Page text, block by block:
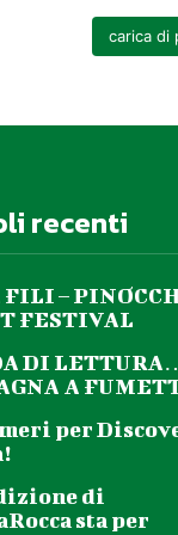
Federico
in collaborazione con
Winters (tromba)
Dolphin
carica di
recenti
FILI –
FESTIVAL
DI
A
per
di
sta per